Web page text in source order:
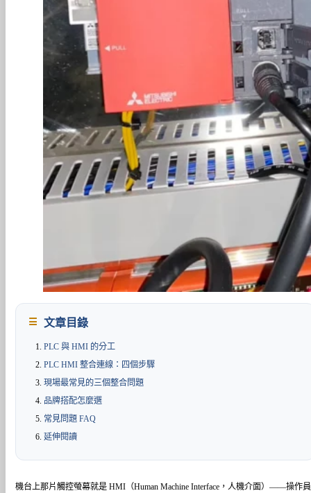
文章目錄
PLC 與 HMI 的分工
PLC HMI 整合連線：四個步驟
現場最常見的三個整合問題
品牌搭配怎麼選
常見問題 FAQ
延伸閱讀
機台上那片觸控螢幕就是 HMI（Human Machine Interface，人機介面）——操作員